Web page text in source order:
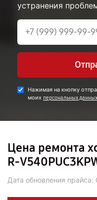
устранения
Нажимая на кнопку
моих персональных данных
Цена ремонта
R-
Дата обновления прайса: